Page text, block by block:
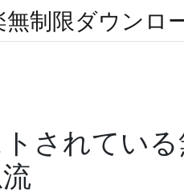
制限ダウンロ
されてい